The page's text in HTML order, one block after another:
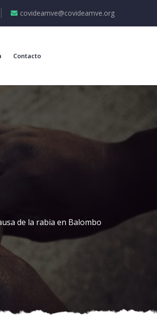
covideamve@covideamve.org
Contacto
de la rabia en Balombo